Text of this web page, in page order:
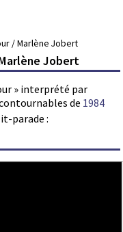
/ Marlène Jobert
Jobert
» interprété par
de 1984
parade :